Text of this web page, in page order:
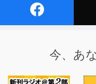
め、同じことを繰り返
認知症の人に伝わりや
今、あ